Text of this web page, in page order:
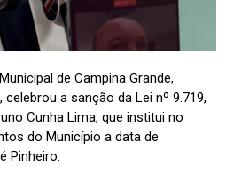
de Campina Grande,
a sanção da Lei nº 9.719,
Cunha Lima, que institui no
do Município a data de
Pinheiro.